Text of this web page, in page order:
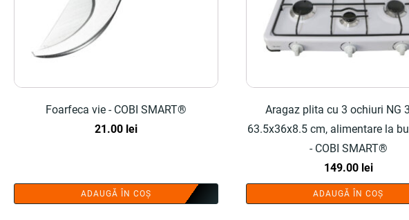
Foarfeca vie - COBI SMART®
21.00 lei
ADAUGĂ ÎN COȘ
Aragaz plita cu 3 ochiuri NG
63.5x36x8.5 cm, alimentare la
- COBI SMART®
149.00 lei
ADAUGĂ ÎN COȘ